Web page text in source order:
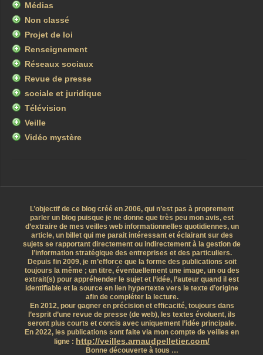
Médias
Non classé
Projet de loi
Renseignement
Réseaux sociaux
Revue de presse
sociale et juridique
Télévision
Veille
Vidéo mystère
L’objectif de ce blog créé en 2006, qui n’est pas à proprement
parler un blog puisque je ne donne que très peu mon avis, est
d’extraire de mes veilles web informationnelles quotidiennes, un
article, un billet qui me parait intéressant et éclairant sur des
sujets se rapportant directement ou indirectement à la gestion de
l’information stratégique des entreprises et des particuliers.
Depuis fin 2009, je m’efforce que la forme des publications soit
toujours la même ; un titre, éventuellement une image, un ou des
extrait(s) pour appréhender le sujet et l’idée, l’auteur quand il est
identifiable et la source en lien hypertexte vers le texte d’origine
afin de compléter la lecture.
En 2012, pour gagner en précision et efficacité, toujours dans
l’esprit d’une revue de presse (de web), les textes évoluent, ils
seront plus courts et concis avec uniquement l’idée principale.
En 2022, les publications sont faite via mon compte de veilles en
ligne : http://veilles.arnaudpelletier.com/
Bonne découverte à tous …